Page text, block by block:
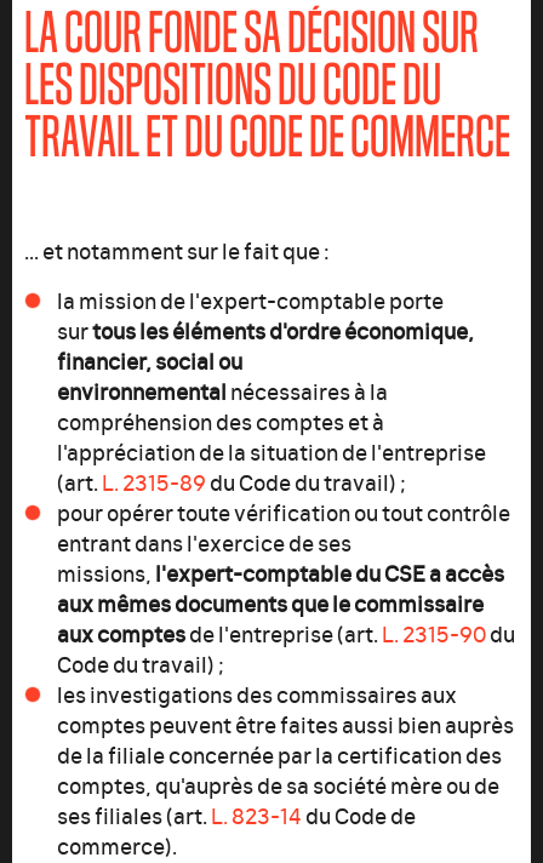
LA COUR FONDE SA DÉCISION SUR
LES DISPOSITIONS DU CODE DU
TRAVAIL ET DU CODE DE COMMERCE
... et notamment sur le fait que :
la mission de l'expert-comptable porte
surtous les éléments d'ordre économique,
financier, social ou
environnementalnécessaires à la
compréhension des comptes et à
l'appréciation de la situation de l'entreprise
(art.L. 2315-89du Code du travail) ;
pour opérer toute vérification ou tout contrôle
entrant dans l'exercice de ses
missions,l'expert-comptable du CSE a accès
aux mêmes documents que le commissaire
aux comptesde l'entreprise (art.L. 2315-90du
Code du travail) ;
les investigations des commissaires aux
comptes peuvent être faites aussi bien auprès
de la filiale concernée par la certification des
comptes, qu'auprès de sa société mère ou de
ses filiales (art.L. 823-14du Code de
commerce).